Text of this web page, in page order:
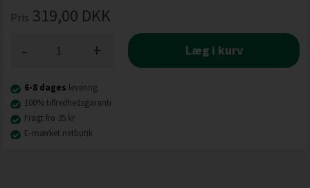
Pris 319,00 DKK
+
- Læg i kurv
6-8 dages levering
100% tilfredhedsgaranti
Fragt fra 35 kr
E-mærket netbutik